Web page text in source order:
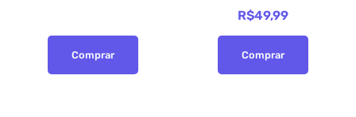
Comprar
R$49,99
Comprar